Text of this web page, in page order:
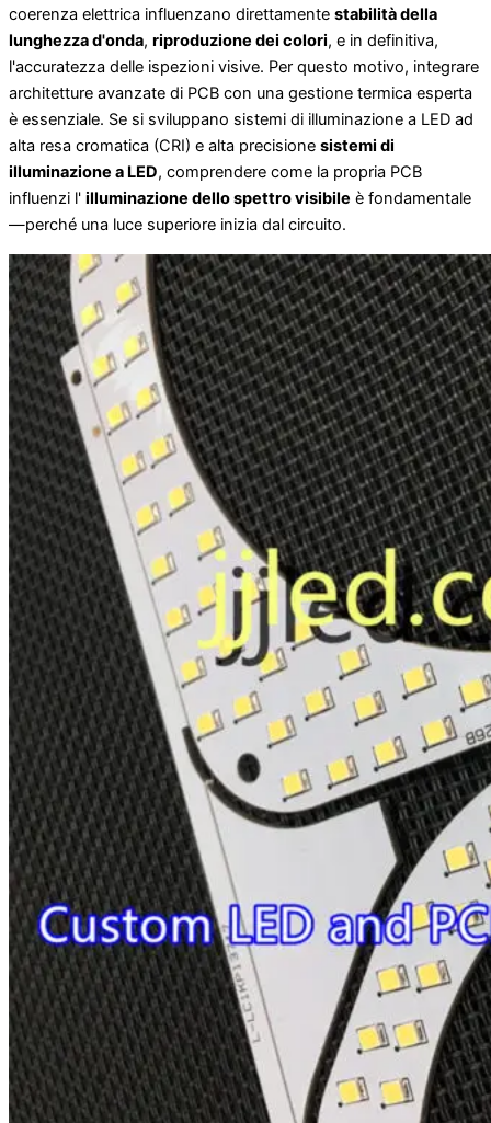
coerenza elettrica influenzano direttamente stabilità della
lunghezza d'onda, riproduzione dei colori, e in definitiva,
l'accuratezza delle ispezioni visive. Per questo motivo, integrare
architetture avanzate di PCB con una gestione termica esperta
è essenziale. Se si sviluppano sistemi di illuminazione a LED ad
alta resa cromatica (CRI) e alta precisione sistemi di
illuminazione a LED, comprendere come la propria PCB
influenzi l' illuminazione dello spettro visibile è fondamentale
—perché una luce superiore inizia dal circuito.